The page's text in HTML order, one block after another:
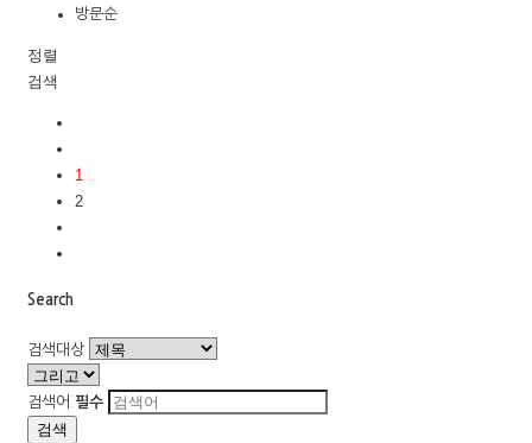
방문순
정렬
검색
1
2
Search
검색대상
검색어 필수
검색